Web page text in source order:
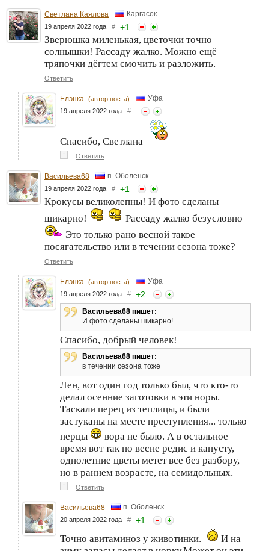
Светлана Каялова Каргасок
19 апреля 2022 года # +1
Зверюшка миленькая, цветочки точно
солнышки! Рассаду жалко. Можно ещё
тряпочки дёгтем смочить и разложить.
Ответить
Елэнка (автор поста) Уфа
19 апреля 2022 года #
Спасибо, Светлана
↑ Ответить
Васильева68 п. Оболенск
19 апреля 2022 года # +1
Крокусы великолепны! И фото сделаны
шикарно!
Рассаду жалко безусловно
Это только рано весной такое
посягательство или в течении сезона тоже?
Ответить
Елэнка (автор поста) Уфа
19 апреля 2022 года # +2
Васильева68 пишет:
И фото сделаны шикарно!
Спасибо, добрый человек!
Васильева68 пишет:
в течении сезона тоже
Лен, вот один год только был, что кто-то
делал осенние заготовки в эти норы.
Таскали перец из теплицы, и были
застуканы на месте преступления... только
перцы
вора не было. А в остальное
время вот так по весне редис и капусту,
однолетние цветы метет все без разбору,
но в раннем возрасте, на семидольных.
↑ Ответить
Васильева68 п. Оболенск
20 апреля 2022 года # +1
Точно авитаминоз у животинки.
И на